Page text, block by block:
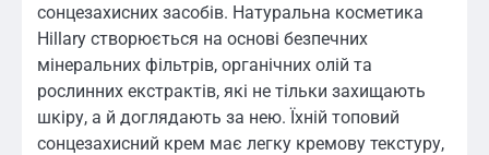
сонцезахисних засобів. Натуральна косметика
Hillary створюється на основі безпечних
мінеральних фільтрів, органічних олій та
рослинних екстрактів, які не тільки захищають
шкіру, а й доглядають за нею. Їхній топовий
сонцезахисний крем має легку кремову текстуру,